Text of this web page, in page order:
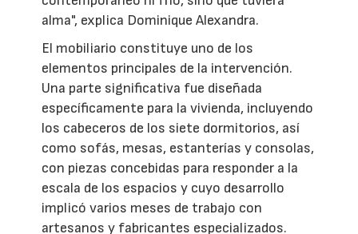
alma", explica Dominique Alexandra.
El mobiliario constituye uno de los
elementos principales de la intervención.
Una parte significativa fue diseñada
específicamente para la vivienda, incluyendo
los cabeceros de los siete dormitorios, así
como sofás, mesas, estanterías y consolas,
con piezas concebidas para responder a la
escala de los espacios y cuyo desarrollo
implicó varios meses de trabajo con
artesanos y fabricantes especializados.